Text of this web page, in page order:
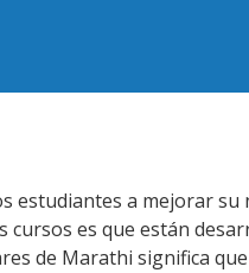
a mejorar
es que están
de Marathi significa